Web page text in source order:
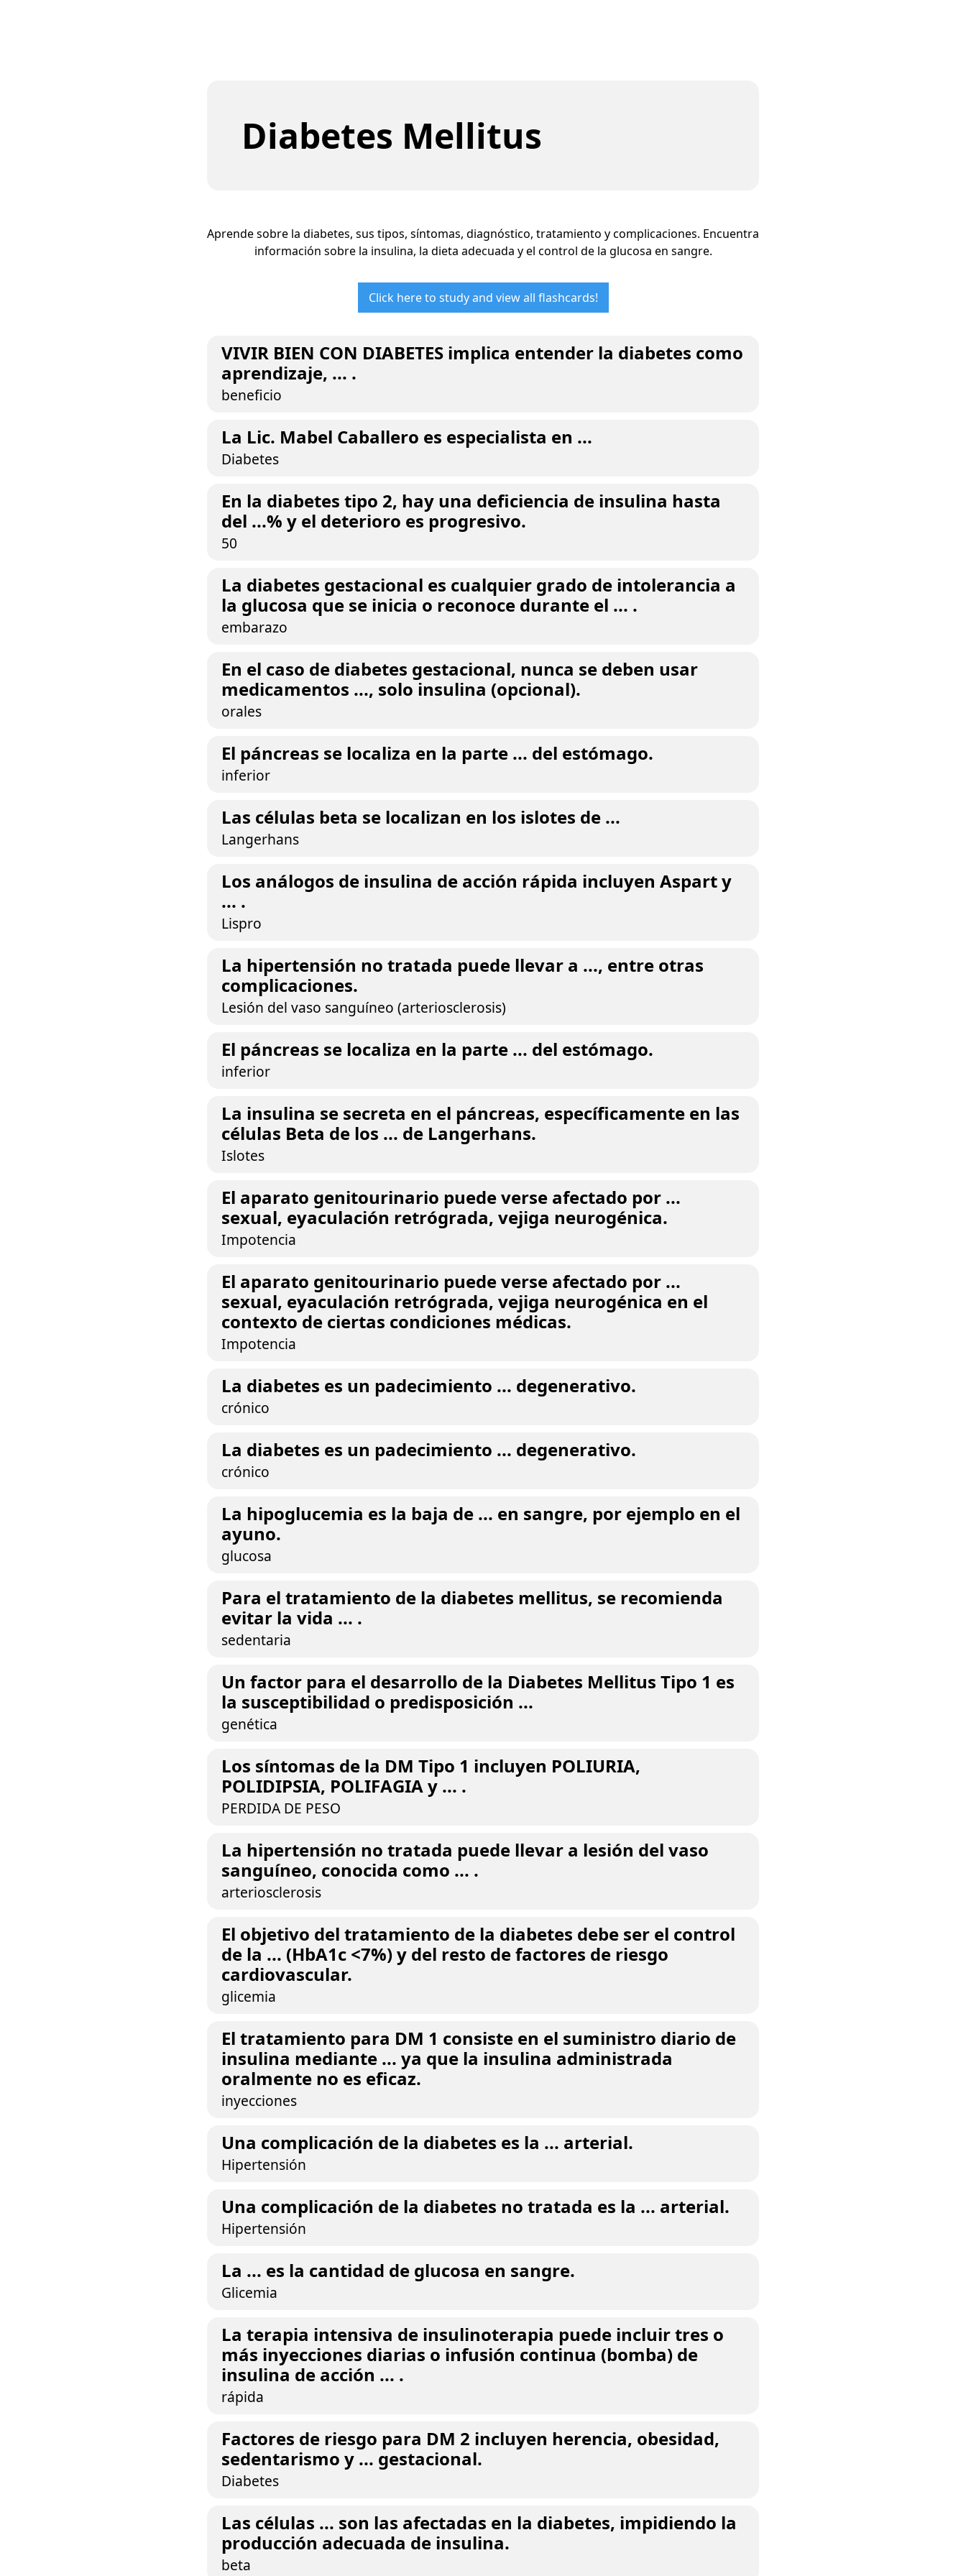
Diabetes Mellitus
Aprende sobre la diabetes, sus tipos, síntomas, diagnóstico, tratamiento y complicaciones. Encuentra
información sobre la insulina, la dieta adecuada y el control de la glucosa en sangre.
Click here to study and view all flashcards!
VIVIR BIEN CON DIABETES implica entender la diabetes como
aprendizaje, ... .
beneficio
La Lic. Mabel Caballero es especialista en ...
Diabetes
En la diabetes tipo 2, hay una deficiencia de insulina hasta
del ...% y el deterioro es progresivo.
50
La diabetes gestacional es cualquier grado de intolerancia a
la glucosa que se inicia o reconoce durante el ... .
embarazo
En el caso de diabetes gestacional, nunca se deben usar
medicamentos ..., solo insulina (opcional).
orales
El páncreas se localiza en la parte ... del estómago.
inferior
Las células beta se localizan en los islotes de ...
Langerhans
Los análogos de insulina de acción rápida incluyen Aspart y
... .
Lispro
La hipertensión no tratada puede llevar a ..., entre otras
complicaciones.
Lesión del vaso sanguíneo (arteriosclerosis)
El páncreas se localiza en la parte ... del estómago.
inferior
La insulina se secreta en el páncreas, específicamente en las
células Beta de los ... de Langerhans.
Islotes
El aparato genitourinario puede verse afectado por ...
sexual, eyaculación retrógrada, vejiga neurogénica.
Impotencia
El aparato genitourinario puede verse afectado por ...
sexual, eyaculación retrógrada, vejiga neurogénica en el
contexto de ciertas condiciones médicas.
Impotencia
La diabetes es un padecimiento ... degenerativo.
crónico
La diabetes es un padecimiento ... degenerativo.
crónico
La hipoglucemia es la baja de ... en sangre, por ejemplo en el
ayuno.
glucosa
Para el tratamiento de la diabetes mellitus, se recomienda
evitar la vida ... .
sedentaria
Un factor para el desarrollo de la Diabetes Mellitus Tipo 1 es
la susceptibilidad o predisposición ...
genética
Los síntomas de la DM Tipo 1 incluyen POLIURIA,
POLIDIPSIA, POLIFAGIA y ... .
PERDIDA DE PESO
La hipertensión no tratada puede llevar a lesión del vaso
sanguíneo, conocida como ... .
arteriosclerosis
El objetivo del tratamiento de la diabetes debe ser el control
de la ... (HbA1c <7%) y del resto de factores de riesgo
cardiovascular.
glicemia
El tratamiento para DM 1 consiste en el suministro diario de
insulina mediante ... ya que la insulina administrada
oralmente no es eficaz.
inyecciones
Una complicación de la diabetes es la ... arterial.
Hipertensión
Una complicación de la diabetes no tratada es la ... arterial.
Hipertensión
La ... es la cantidad de glucosa en sangre.
Glicemia
La terapia intensiva de insulinoterapia puede incluir tres o
más inyecciones diarias o infusión continua (bomba) de
insulina de acción ... .
rápida
Factores de riesgo para DM 2 incluyen herencia, obesidad,
sedentarismo y ... gestacional.
Diabetes
Las células ... son las afectadas en la diabetes, impidiendo la
producción adecuada de insulina.
beta